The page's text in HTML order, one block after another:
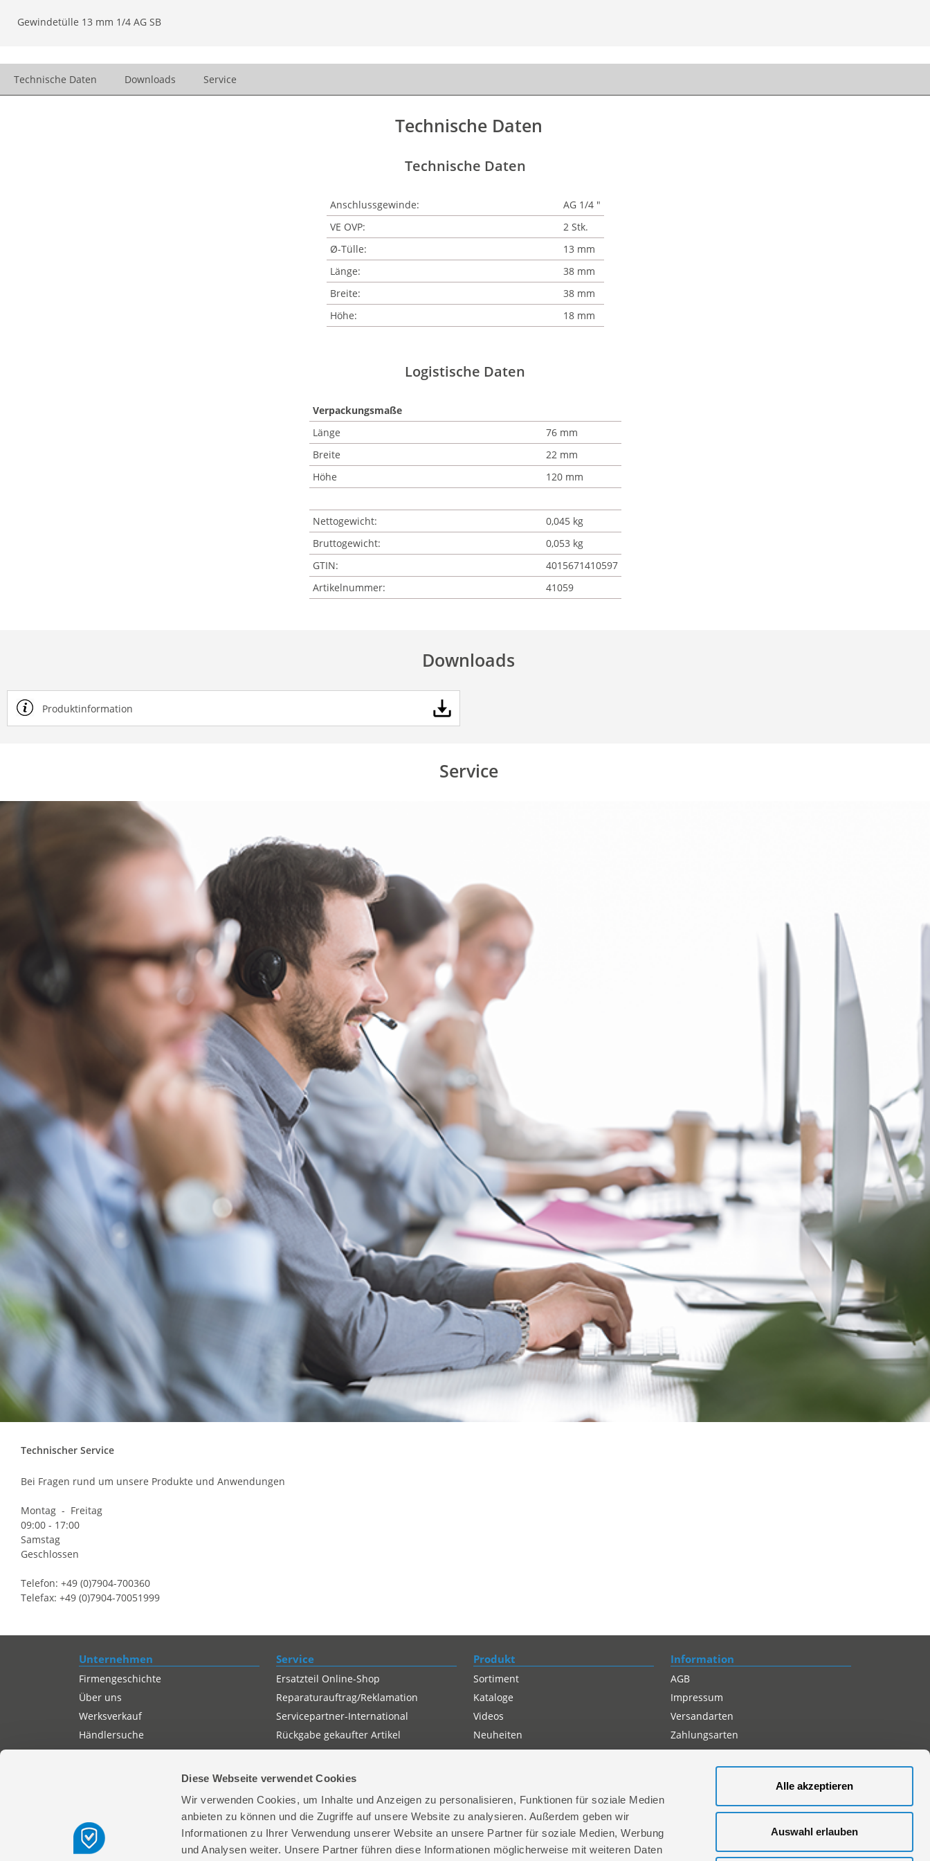
Diese Webseite verwendet Cookies
Wir verwenden Cookies, um Inhalte und Anzeigen zu personalisieren, Funktionen für soziale Medien
anbieten zu können und die Zugriffe auf unsere Website zu analysieren. Außerdem geben wir
Informationen zu Ihrer Verwendung unserer Website an unsere Partner für soziale Medien, Werbung
und Analysen weiter. Unsere Partner führen diese Informationen möglicherweise mit weiteren Daten
Alle akzeptieren
Auswahl erlauben
Gewindetülle 13 mm 1/4 AG SB
Technische Daten Downloads Service
Technische Daten
Technische Daten
Anschlussgewinde:
AG 1/4 "
VE OVP:
2 Stk.
Ø-Tülle:
13 mm
Länge:
38 mm
Breite:
38 mm
Höhe:
18 mm
Logistische Daten
Verpackungsmaße
Länge
76 mm
Breite
22 mm
Höhe
120 mm
Nettogewicht:
0,045 kg
Bruttogewicht:
0,053 kg
GTIN:
4015671410597
Artikelnummer:
41059
Downloads
Produktinformation
Service
Technischer Service
Bei Fragen rund um unsere Produkte und Anwendungen
Montag - Freitag
09:00 - 17:00
Samstag
Geschlossen
Telefon: +49 (0)7904-700360
Telefax: +49 (0)7904-70051999
Unternehmen
Firmengeschichte
Über uns
Werksverkauf
Händlersuche
Servicepartner-International
Autorisierter Internetpartner
Service
Ersatzteil Online-Shop
Reparaturauftrag/Reklamation
Servicepartner-International
Rückgabe gekaufter Artikel
Produkt
Sortiment
Kataloge
Videos
Neuheiten
Information
AGB
Impressum
Versandarten
Zahlungsarten
Compliance
Datenschutz